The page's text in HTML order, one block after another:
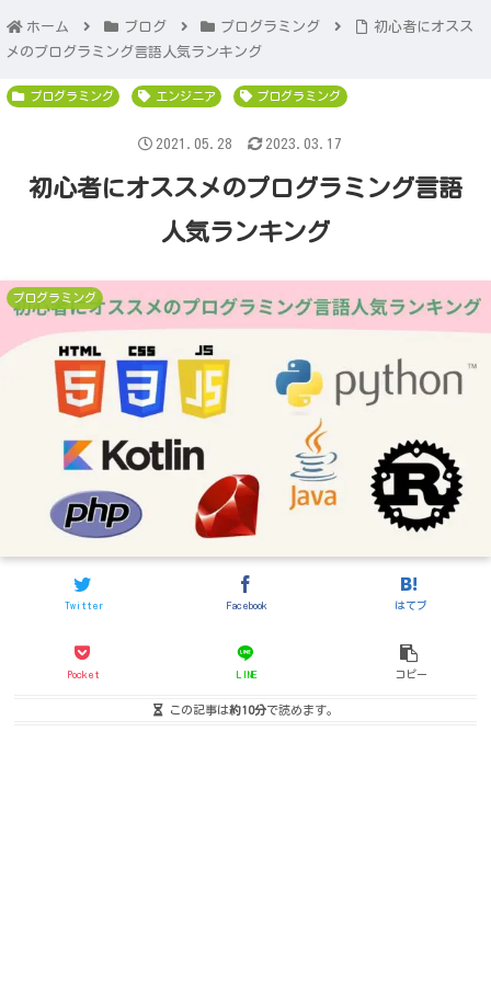
ホーム ブログ プログラミング
初心者にオスス
メのプログラミング言語人気ランキング
プログラミング エンジニア プログラミング
初心者にオススメのプログラミング言語
人気ランキング
プログラミング
Twitter Facebook はてブ
Pocket LINE コピー
2023.03.17
2021.05.28
この記事は約10分で読めます。